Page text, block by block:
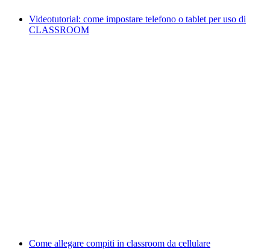
Videotutorial: come impostare telefono o tablet per uso di
CLASSROOM
Come allegare compiti in classroom da cellulare